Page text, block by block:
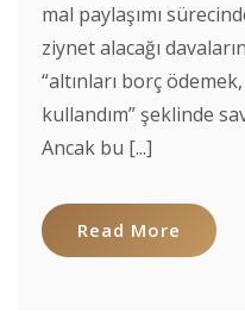
mal paylaşımı
ziynet alacağı
“altınları borç
kullandım” şeklinde
Ancak bu [...]
Read More